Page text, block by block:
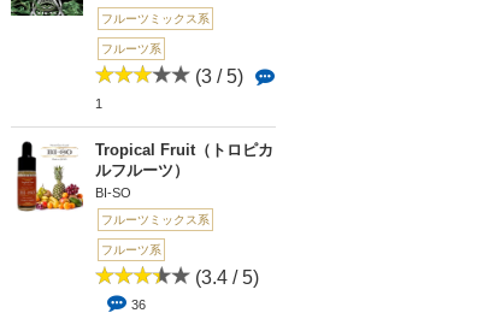
フルーツミックス系
フルーツ系
(3 / 5)
1
Tropical Fruit（トロピカ
ルフルーツ）
BI-SO
フルーツミックス系
フルーツ系
(3.4 / 5)
36
(2.5 /
2
[AROMA/FLAVOR
（アロマ/フレーバー...
17
Mixed Berries（ミッ
クスド ベリー...